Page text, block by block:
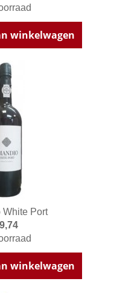
winkelwagen
White Port
winkelwagen